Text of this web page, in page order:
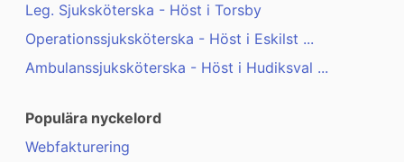
Leg. Sjuksköterska - Höst i Torsby
Operationssjuksköterska - Höst i Eskilst ...
Ambulanssjuksköterska - Höst i Hudiksval ...
Populära nyckelord
Webfakturering